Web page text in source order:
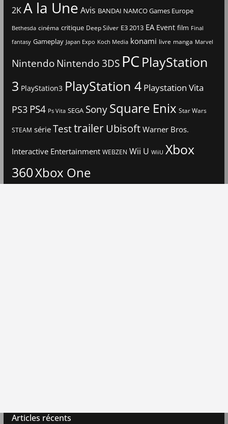
2KA la Une Avis BANDAI NAMCO Games Europe
Bethesda cinéma critique Deep Silver E3 2013 EA Event film Final
fantasy Gameplay Japan Expo Koch Media konami livre manga Marvel
Nintendo Nintendo 3DS PCPlayStation
3 PlayStation3 PlayStation 4 Playstation Vita
PS3 PS4 Ps Vita SEGA Sony Square Enix Star Wars
STEAM série TesttrailerUbisoftWarner Bros.
Interactive Entertainment WEBZEN Wii U WiiU Xbox
360Xbox One
Articles récents